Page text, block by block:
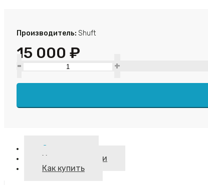
Производитель: Shuft
15 000 ₽
- +
Описание
Характеристики
Как купить